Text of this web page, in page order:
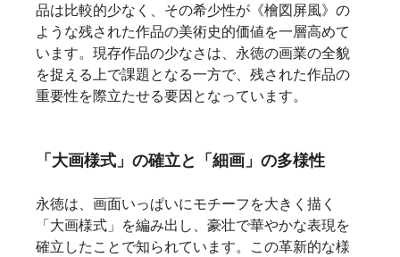
品は比較的少なく、その希少性が《檜図屏風》の
ような残された作品の美術史的価値を一層高めて
います。現存作品の少なさは、永徳の画業の全貌
を捉える上で課題となる一方で、残された作品の
重要性を際立たせる要因となっています。
「大画様式」の確立と「細画」の多様性
永徳は、画面いっぱいにモチーフを大きく描く
「大画様式」を編み出し、豪壮で華やかな表現を
確立したことで知られています。この革新的な様